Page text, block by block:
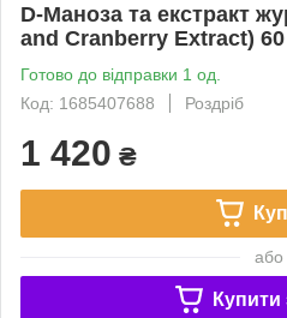
D-Маноза та екстракт
and Cranberry Extract)
Готово до відправки 1 од.
Код: 1685407688
Роздріб
1 420 ₴
або
Купити